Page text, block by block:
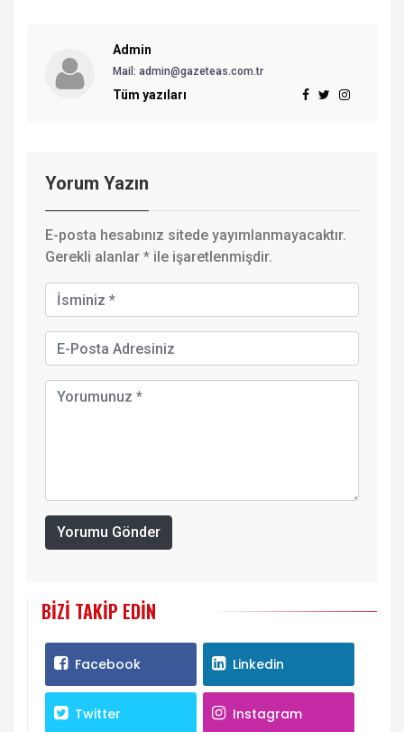
Admin
Mail: admin@gazeteas.com.tr
Tüm yazıları
Yorum Yazın
E-posta hesabınız sitede yayımlanmayacaktır.
Gerekli alanlar * ile işaretlenmişdir.
Yorumu Gönder
BIZI TAKIP EDIN
Facebook Linkedin
Twitter Instagram